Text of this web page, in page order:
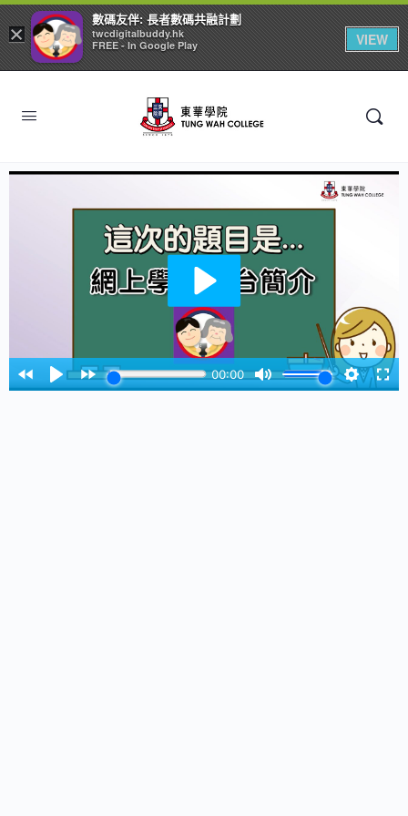
×
數碼友伴: 長者數碼共融計劃
twcdigitalbuddy.hk
FREE - In Google Play
VIEW